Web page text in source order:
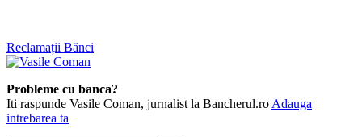
Skip
to
Reclamații Bănci
Probleme cu banca?
Iti raspunde Vasile Coman, jurnalist la Bancherul.ro Adauga
intrebarea ta